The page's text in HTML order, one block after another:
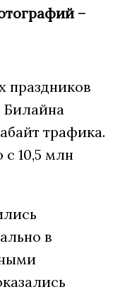
–
праздников
Билайна
трафика.
10,5 млн
в